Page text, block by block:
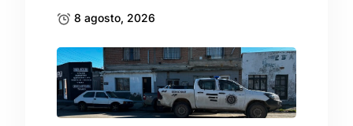
8 agosto, 2026